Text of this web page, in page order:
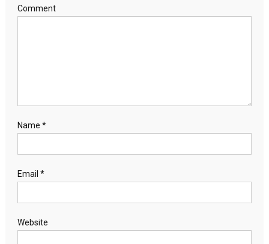
Comment
Name *
Email *
Website